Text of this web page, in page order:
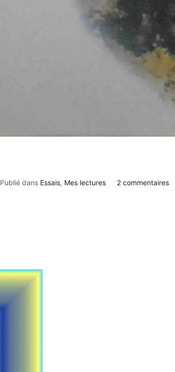
Publié dans Essais, Mes lectures 2 commentairessur